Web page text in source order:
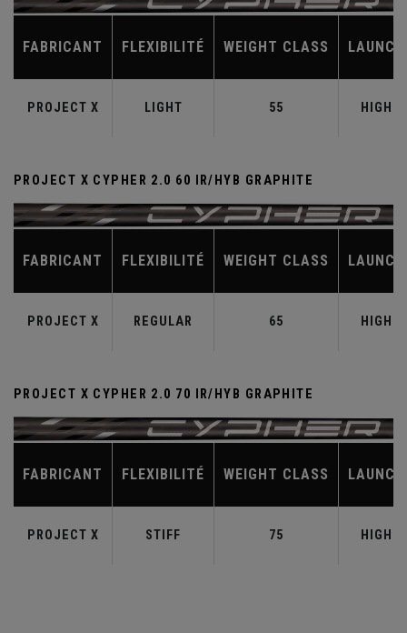
FABRICANT FLEXIBILITÉ WEIGHT CLASS LAUNCH
PROJECT X LIGHT 55 HIGH
PROJECT X CYPHER 2.0 60 IR/HYB GRAPHITE
FABRICANT FLEXIBILITÉ WEIGHT CLASS LAUNCH
PROJECT X REGULAR 65 HIGH
PROJECT X CYPHER 2.0 70 IR/HYB GRAPHITE
FABRICANT FLEXIBILITÉ WEIGHT CLASS LAUNCH
PROJECT X STIFF 75 HIGH